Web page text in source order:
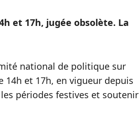
et 17h, jugée obsolète. La
national de politique sur
14h et 17h, en vigueur depuis
périodes festives et soutenir